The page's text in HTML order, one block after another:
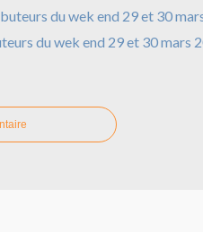
du wek end 29 et 30 mars